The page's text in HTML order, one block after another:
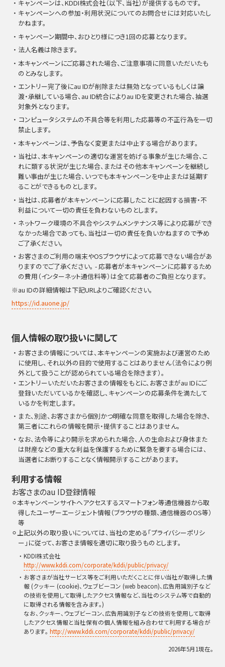
・キャンペーンは、KDDI株式会社（以下、当社）が提供するものです。
・キャンペーンへの参加・利用状況についてのお問合せには対応いたし
かねます。
・キャンペーン期間中、おひとり様につき1回の応募となります。
・法人名義は除きます。
・本キャンペーンにご応募された場合、ご注意事項に同意いただいたも
のとみなします。
・エントリー完了後にau IDが削除または無効となっているもしくは譲
渡・承継している場合、au ID統合によりau IDを変更された場合、抽選
対象外となります。
・コンピュータシステムの不具合等を利用した応募等の不正行為を一切
禁止します。
・本キャンペーンは、予告なく変更または中止する場合があります。
・当社は、本キャンペーンの適切な運営を妨げる事象が生じた場合、こ
れに類する状況が生じた場合、またはその他本キャンペーンを継続し
難い事由が生じた場合、いつでも本キャンペーンを中止または延期す
ることができるものとします。
・当社は、応募者が本キャンペーンに応募したことに起因する損害・不
利益について一切の責任を負わないものとします。
・ネットワーク環境の不具合やシステムメンテナンス等により応募ができ
なかった場合であっても、当社は一切の責任を負いかねますので予め
ご了承ください。
・お客さまのご利用の端末やOSブラウザによって応募できない場合があ
りますのでご了承ください。 - 応募者が本キャンペーンに応募するため
の費用（インターネット通信料等）は全て応募者のご負担となります。
※au IDの詳細情報は下記URLよりご確認ください。
https://id.auone.jp/
個人情報の取り扱いに関して
・お客さまの情報については、本キャンペーンの実施および運営のため
に使用し、それ以外の目的で使用することはありません（法令により例
外として扱うことが認められている場合を除きます）。
・エントリーいただいたお客さまの情報をもとに、お客さまがau IDにご
登録いただいているかを確認し、キャンペーンの応募条件を満たして
いるかを判定します。
・また、別途、お客さまから個別かつ明確な同意を取得した場合を除き、
第三者にこれらの情報を開示・提供することはありません。
・なお、法令等により開⽰を求められた場合、⼈の生命および身体また
は財産などの重⼤な利益を保護するために緊急を要する場合には、
当選者にお断りすることなく情報開⽰することがあります。
利用する情報
お客さまのau ID登録情報
⚪︎本キャンペーンサイトへアクセスするスマートフォン等通信機器から取
得したユーザーエージェント情報（ブラウザの種類、通信機器のOS等）
等
⚪︎上記以外の取り扱いについては、当社の定める「プライバシーポリシ
ー」に従って、お客さま情報を適切に取り扱うものとします。
・KDDI株式会社
http://www.kddi.com/corporate/kddi/public/privacy/
・お客さまが当社サービス等をご利用いただくことに伴い当社が取得した情
報 (クッキー (cookie)、ウェブビーコン (web beacon)、広告用識別子など
の技術を使用して取得したアクセス情報など、当社のシステム等で自動的
に取得される情報を含みます。)
なお、クッキー、ウェブビーコン、広告用識別子などの技術を使用して取得
したアクセス情報と当社保有の個人情報を組み合わせて利用する場合が
あります。 http://www.kddi.com/corporate/kddi/public/privacy/
2026年5月1現在。